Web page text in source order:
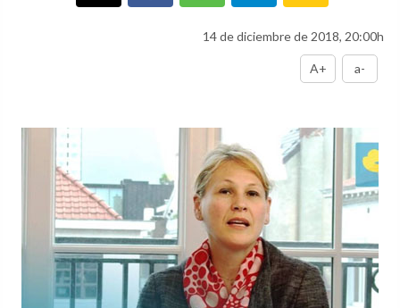
14 de diciembre de 2018, 20:00h
A+ a-